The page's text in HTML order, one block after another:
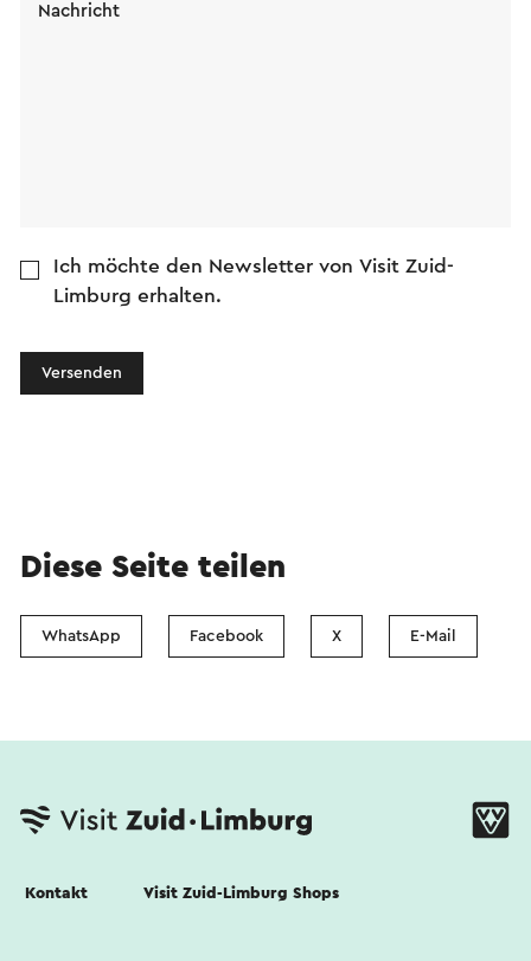
Nachricht
Ich möchte den Newsletter von Visit Zuid-
Limburg erhalten.
Versenden
Diese Seite teilen
WhatsApp Facebook X E-Mail
Kontakt Visit Zuid-Limburg Shops